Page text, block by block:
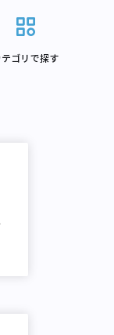
テゴリで探す